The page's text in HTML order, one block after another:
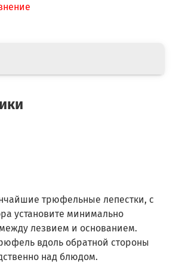
трюфельные лепестки, с
установите минимально
лезвием и основанием.
вдоль обратной стороны
над блюдом.